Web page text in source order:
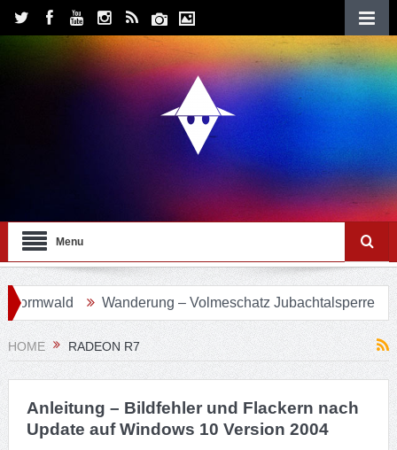
Menu
Wanderung – Volmeschatz Jubachtalsperre
HOME RADEON R7
Anleitung – Bildfehler und Flackern nach
Update auf Windows 10 Version 2004